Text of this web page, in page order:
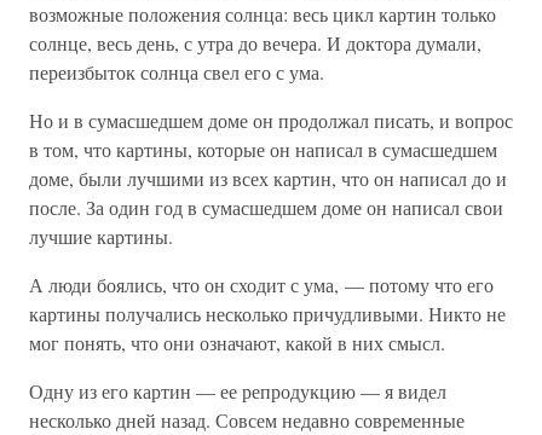
возможные положения солнца: весь цикл картин только
солнце, весь день, с утра до вечера. И доктора думали,
переизбыток солнца свел его с ума.
Но и в сумасшедшем доме он продолжал писать, и вопрос
в том, что картины, которые он написал в сумасшедшем
доме, были лучшими из всех картин, что он написал до и
после. За один год в сумасшедшем доме он написал свои
лучшие картины.
А люди боялись, что он сходит с ума, — потому что его
картины получались несколько причудливыми. Никто не
мог понять, что они означают, какой в них смысл.
Одну из его картин — ее репродукцию — я видел
несколько дней назад. Совсем недавно современные